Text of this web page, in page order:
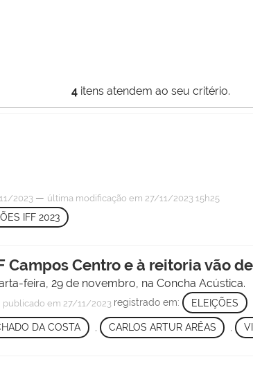
4itens atendem ao seu critério.
2023 — última modificação em 27/11/2023 15h25
IFF 2023
Centro e à reitoria vão
feira, 29 de novembro, na Concha Acústica.
publicado em 27/11/2023 registrado em: ELEIÇÕES
DA COSTA , CARLOS ARTUR ARÊAS ,